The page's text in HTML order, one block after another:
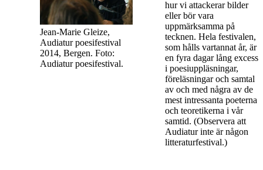
Jean-Marie Gleize,
Audiatur poesifestival
2014, Bergen. Foto:
Audiatur poesifestival.
hur vi attackerar bilder
eller bör vara
uppmärksamma på
tecknen. Hela festivalen,
som hålls vartannat år, är
en fyra dagar lång excess
i poesiuppläsningar,
föreläsningar och samtal
av och med några av de
mest intressanta poeterna
och teoretikerna i vår
samtid. (Observera att
Audiatur inte är någon
litteraturfestival.)